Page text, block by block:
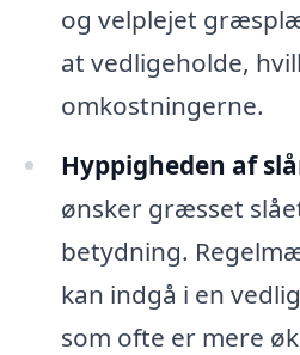
og velplejet
at vedligeholde,
omkostningerne.
Hyppigheden af
ønsker græsset
betydning.
kan indgå i en
som ofte er mere